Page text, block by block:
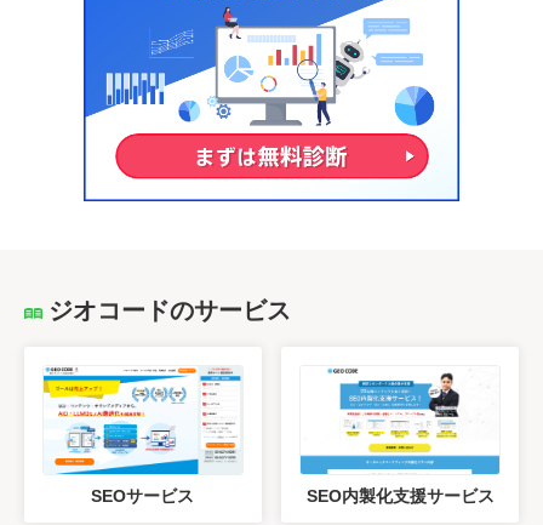
ジオコードのサービス
SEOサービス SEO内製化支援サービス